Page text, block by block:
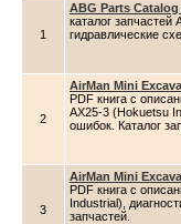
1
ABG Parts
каталог запчастей
гидравлические
2
AirMan Mini
PDF книга с
AX25-3 (Hokuetsu
ошибок. Каталог
3
AirMan Mini
PDF книга с
Industrial),
запчастей.